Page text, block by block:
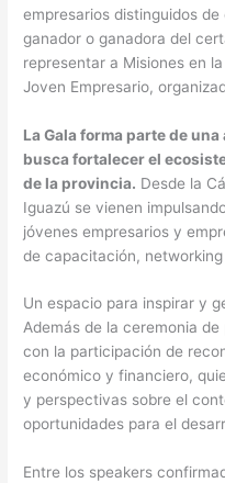
empresarios distinguidos
ganador o ganadora del
representar a Misiones en
Joven Empresario,
La Gala forma parte de
busca fortalecer el
de la provincia. Desde la
Iguazú se vienen
jóvenes empresarios y
de capacitación,
Un espacio para inspirar y
Además de la ceremonia
con la participación de
económico y financiero,
y perspectivas sobre el
oportunidades para el
Entre los speakers